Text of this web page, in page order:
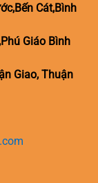
Cát,Bình
Giáo Bình
Giao, Thuận